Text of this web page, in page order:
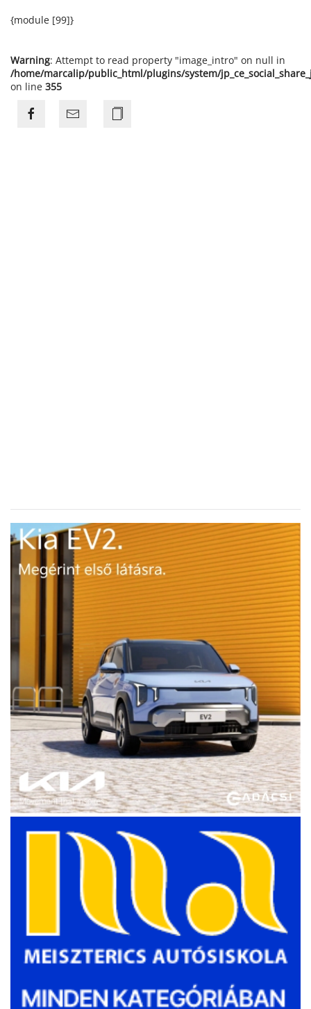
{module [99]}
Warning: Attempt to read property "image_intro" on null in
/home/marcalip/public_html/plugins/system/
on line 355